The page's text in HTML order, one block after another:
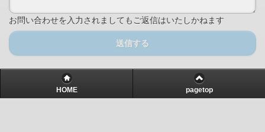
お問い合わせを入力されましてもご返信はいたしかねます
送信する
HOME pagetop